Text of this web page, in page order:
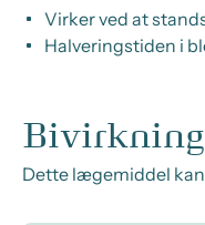
Virker ved at
Halveringstiden i
Dette lægemiddel